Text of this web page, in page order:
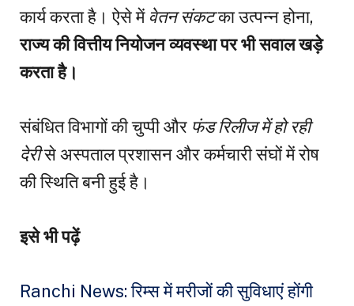
कार्य करता है। ऐसे में वेतन संकटका उत्पन्न होना,
राज्य की वित्तीय नियोजन व्यवस्था पर भी सवाल खड़े
करता है।
संबंधित विभागों की चुप्पी और फंड रिलीज में हो रही
देरीसे अस्पताल प्रशासन और कर्मचारी संघों में रोष
की स्थिति बनी हुई है।
इसे भी पढ़ें
Ranchi News: रिम्स में मरीजों की सुविधाएं होंगी